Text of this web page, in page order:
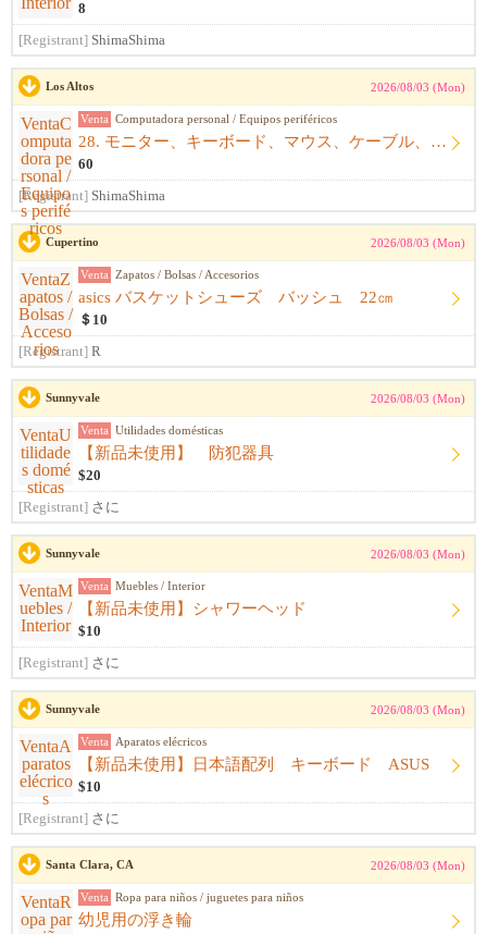
8
[Registrant] ShimaShima
Los Altos 2026/08/03 (Mon)
Venta Computadora personal / Equipos periféricos
28. モニター、キーボード、マウス、ケーブル、アームレスト一式
60
[Registrant] ShimaShima
Cupertino 2026/08/03 (Mon)
Venta Zapatos / Bolsas / Accesorios
asics バスケットシューズ バッシュ 22㎝
＄10
[Registrant] R
Sunnyvale 2026/08/03 (Mon)
Venta Utilidades domésticas
【新品未使用】 防犯器具
$20
[Registrant] さに
Sunnyvale 2026/08/03 (Mon)
Venta Muebles / Interior
【新品未使用】シャワーヘッド
$10
[Registrant] さに
Sunnyvale 2026/08/03 (Mon)
Venta Aparatos elécricos
【新品未使用】日本語配列 キーボード ASUS
$10
[Registrant] さに
Santa Clara, CA 2026/08/03 (Mon)
Venta Ropa para niños / juguetes para niños
幼児用の浮き輪